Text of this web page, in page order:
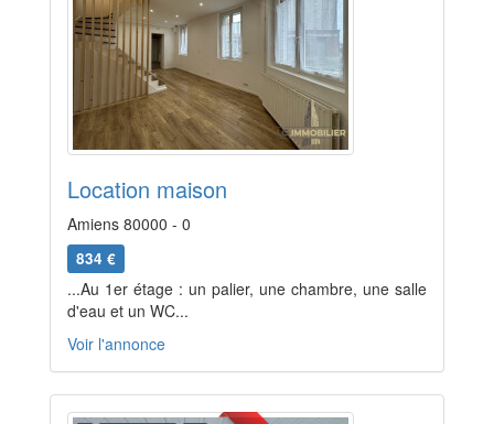
Location maison
Amiens 80000 - 0
834 €
...Au 1er étage : un palier, une chambre, une salle
d'eau et un WC...
Voir l'annonce